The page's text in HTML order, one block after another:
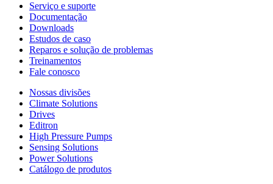
Serviço e suporte
Documentação
Downloads
Estudos de caso
Reparos e solução de problemas
Treinamentos
Fale conosco
Nossas divisões
Climate Solutions
Drives
Editron
High Pressure Pumps
Sensing Solutions
Power Solutions
Catálogo de produtos